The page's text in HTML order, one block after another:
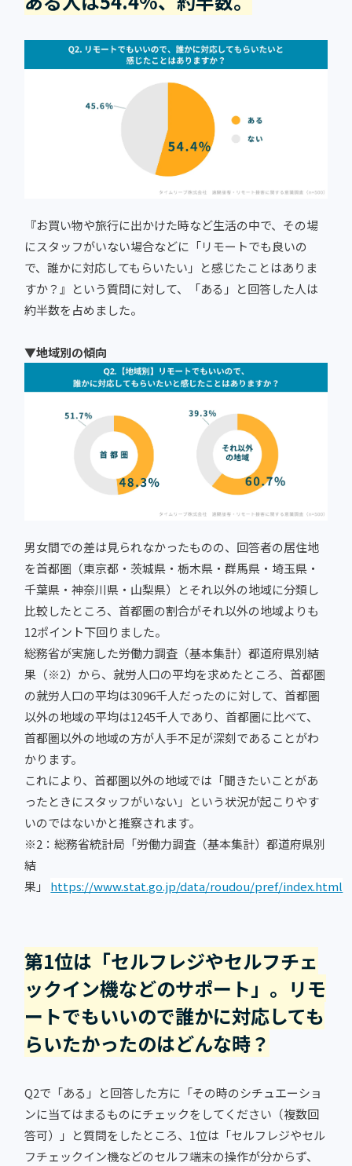
『お買い物や旅行に出かけた時など生活の中で、その場
にスタッフがいない場合などに「リモートでも良いの
で、誰かに対応してもらいたい」と感じたことはありま
すか？』という質問に対して、「ある」と回答した人は
約半数を占めました。
▼地域別の傾向
男女間での差は見られなかったものの、回答者の居住地
を首都圏（東京都・茨城県・栃木県・群馬県・埼玉県・
千葉県・神奈川県・山梨県）とそれ以外の地域に分類し
比較したところ、首都圏の割合がそれ以外の地域よりも
12ポイント下回りました。
総務省が実施した労働力調査（基本集計）都道府県別結
果（※2）から、就労人口の平均を求めたところ、首都圏
の就労人口の平均は3096千人だったのに対して、首都圏
以外の地域の平均は1245千人であり、首都圏に比べて、
首都圏以外の地域の方が人手不足が深刻であることがわ
かります。
これにより、首都圏以外の地域では「聞きたいことがあ
ったときにスタッフがいない」という状況が起こりやす
いのではないかと推察されます。
※2：総務省統計局「労働力調査（基本集計）都道府県別
結
果」 https://www.stat.go.jp/data/roudou/pref/index.html
第1位は「セルフレジやセルフチェ
ックイン機などのサポート」。リモ
ートでもいいので誰かに対応しても
らいたかったのはどんな時？
Q2で「ある」と回答した方に「その時のシチュエーショ
ンに当てはまるものにチェックをしてください（複数回
答可）」と質問をしたところ、1位は「セルフレジやセル
フチェックイン機などのセルフ端末の操作が分からず、